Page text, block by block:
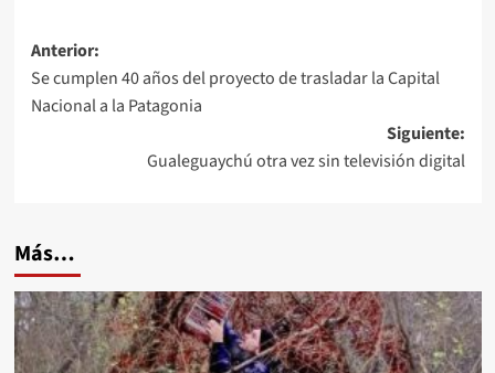
Navegación
de
entradas
Anterior:
Se cumplen 40 años del proyecto de trasladar la Capital
Nacional a la Patagonia
Siguiente:
Gualeguaychú otra vez sin televisión digital
Más…